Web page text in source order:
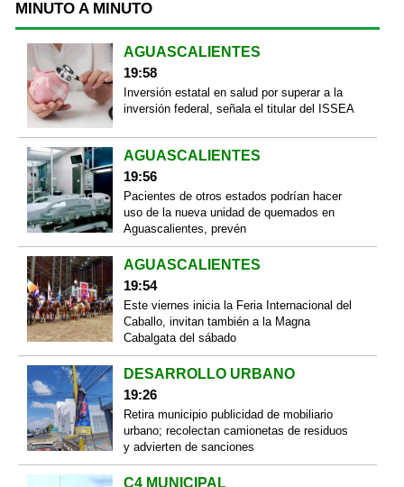
MINUTO A MINUTO
AGUASCALIENTES
19:58
Inversión estatal en salud por superar a la
inversión federal, señala el titular del ISSEA
AGUASCALIENTES
19:56
Pacientes de otros estados podrían hacer
uso de la nueva unidad de quemados en
Aguascalientes, prevén
AGUASCALIENTES
19:54
Este viernes inicia la Feria Internacional del
Caballo, invitan también a la Magna
Cabalgata del sábado
DESARROLLO URBANO
19:26
Retira municipio publicidad de mobiliario
urbano; recolectan camionetas de residuos
y advierten de sanciones
C4 MUNICIPAL